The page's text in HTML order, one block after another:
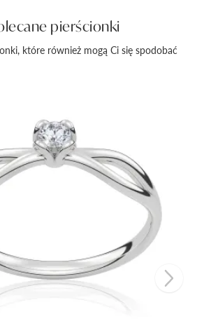
pierścionki
które również mogą Ci się spodobać